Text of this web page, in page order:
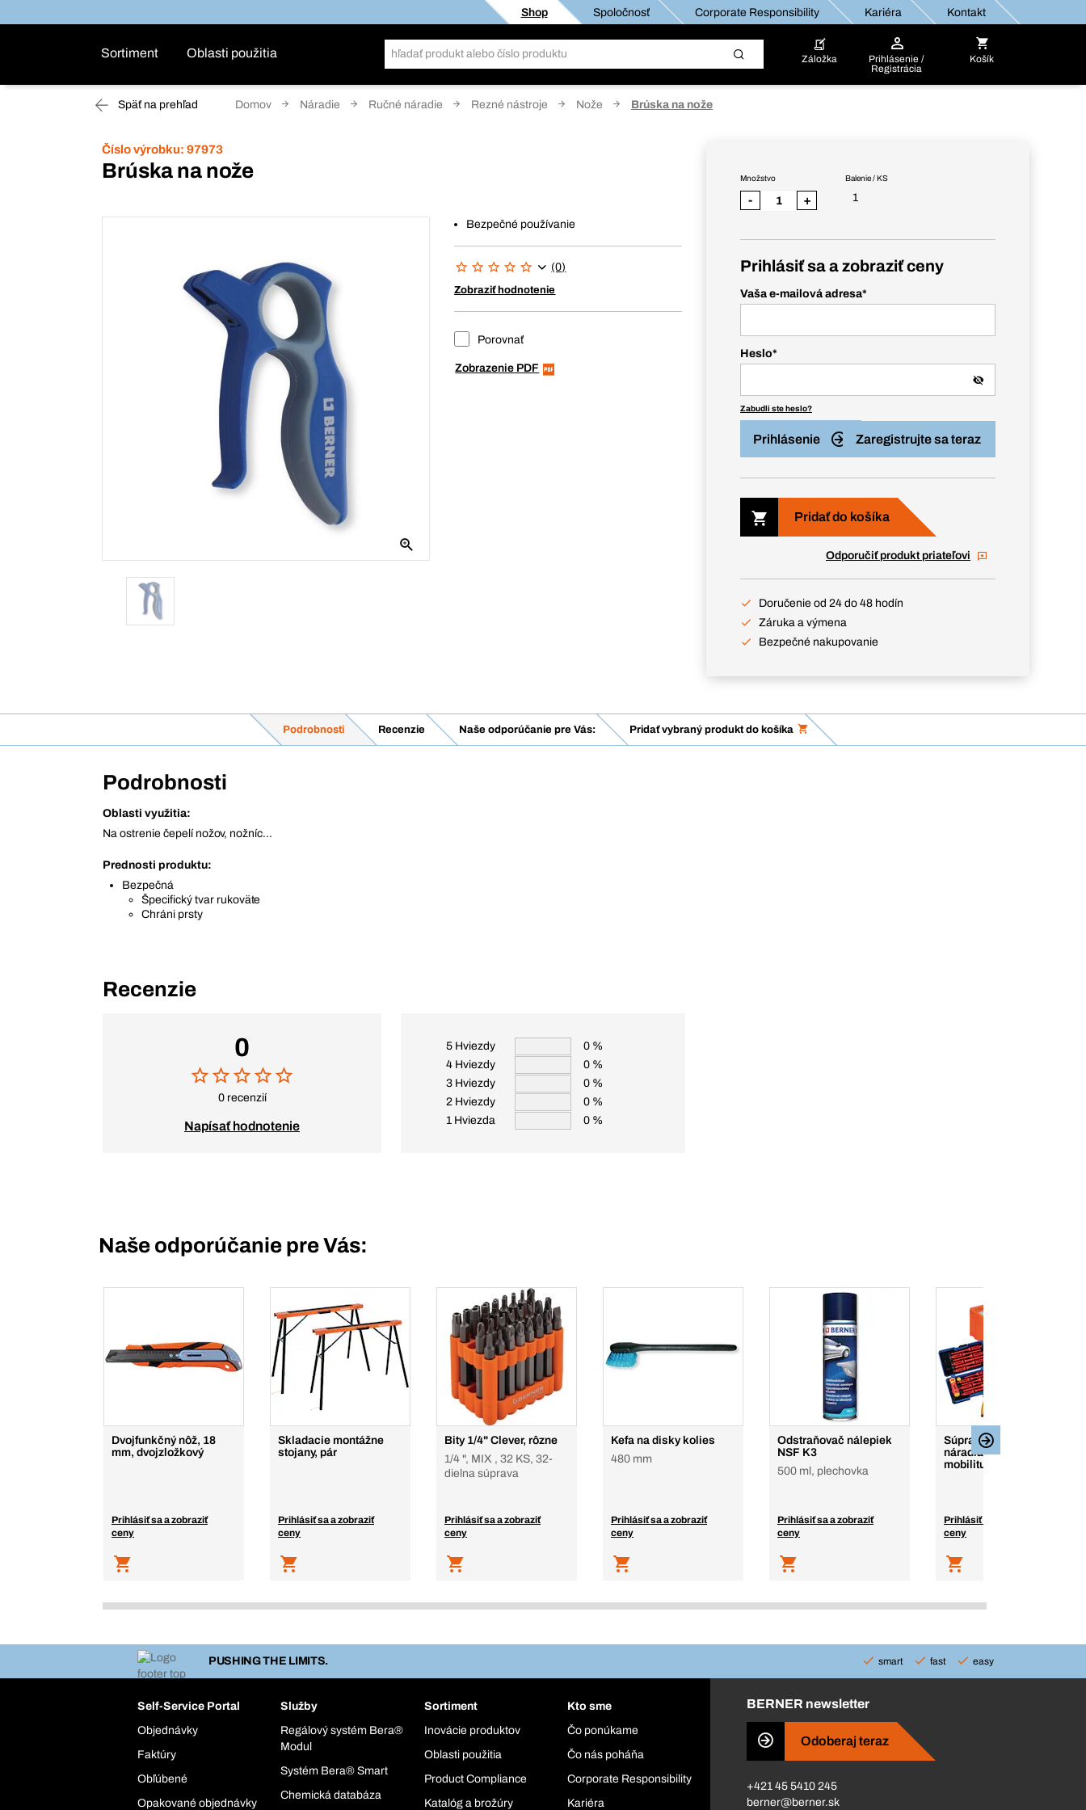
Shop Spoločnosť Corporate Responsibility Kariéra Kontakt
Sortiment Oblasti použitia Záložka
Prihlásenie /
Registrácia
Košík
Späť na prehľad Domov Náradie Ručné náradie Rezné nástroje Nože Brúska na nože
Číslo výrobku: 97973
Brúska na nože
Bezpečné používanie
(0)
Zobraziť hodnotenie
Porovnať
Zobrazenie PDF
Balenie / KS
1
Množstvo
- +
Prihlásiť sa a zobraziť ceny
Vaša e-mailová adresa*
Heslo*
Zabudli ste heslo?
Prihlásenie Zaregistrujte sa teraz
Pridať do košíka
Odporučiť produkt priateľovi
Doručenie od 24 do 48 hodín
Záruka a výmena
Bezpečné nakupovanie
Podrobnosti Recenzie Naše odporúčanie pre Vás: Pridať vybraný produkt do košíka
Podrobnosti
Oblasti využitia:
Na ostrenie čepelí nožov, nožníc...
Prednosti produktu:
Bezpečná
Špecifický tvar rukoväte
Chráni prsty
Recenzie
0
0 recenzií
Napísať hodnotenie
5 Hviezdy
0 %
4 Hviezdy
0 %
3 Hviezdy
0 %
2 Hviezdy
0 %
1 Hviezda
0 %
Naše odporúčanie pre Vás:
Dvojfunkčný nôž, 18
mm, dvojzložkový
Prihlásiť sa a zobraziť
ceny
Skladacie montážne
stojany, pár
Prihlásiť sa a zobraziť
ceny
Bity 1/4" Clever, rôzne
1/4 ", MIX , 32 KS, 32-
dielna súprava
Prihlásiť sa a zobraziť
ceny
Kefa na disky kolies
480 mm
Prihlásiť sa a zobraziť
ceny
Odstraňovač nálepiek
NSF K3
500 ml, plechovka
Prihlásiť sa a zobraziť
ceny
Súprava izolovaného
náradia pre elektro-
mobilitu
Prihlásiť sa a zobraziť
ceny
PUSHING THE LIMITS. smart fast easy
Self-Service Portal
Objednávky
Faktúry
Obľúbené
Opakované objednávky
Služby
Regálový systém Bera®
Modul
Systém Bera® Smart
Chemická databáza
Sortiment
Inovácie produktov
Oblasti použitia
Product Compliance
Katalóg a brožúry
Kto sme
Čo ponúkame
Čo nás poháňa
Corporate Responsibility
Kariéra
BERNER newsletter
Odoberaj teraz
+421 45 5410 245
berner@berner.sk